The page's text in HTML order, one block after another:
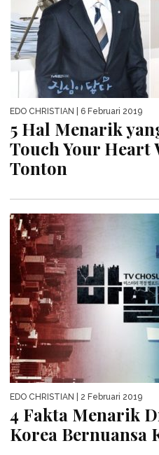
EDO CHRISTIAN | 6 Februari 2019
5 Hal Menarik
Touch Your Heart
Tonton
EDO CHRISTIAN | 2 Februari 2019
4 Fakta Menarik
Korea Bernuansa